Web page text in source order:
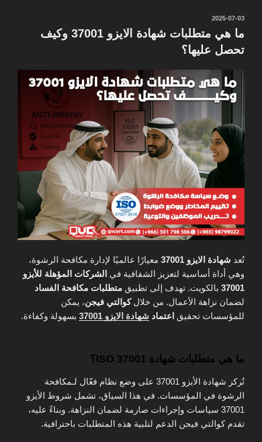
نُشر
في
2025-07-03
ما هي متطلبات شهادة الايزو 37001 وكيف
تحصل عليها؟
تُعد شهادة الايزو 37001
معيارًا عالميًا لإدارة مكافحة الرشوة،
وهي أداة أساسية لتعزيز الشفافية في الشركات المؤهلة للأيزو
37001 بالكويت. تهدف إلى تطبيق متطلبات مكافحة الفساد
لضمان نزاهة الأعمال. من خلالكوالتي فيجن، يمكن
للمؤسسات تحقيق اعتماد شهادة الايزو 37001 بسهولة وكفاءة.
ما هي متطلبات شهادة ISO 37001؟
تُركز شهادة الأيزو 37001 على وضع نظام فعّال لـمكافحة
الرشوة في المؤسسات. في هذا السياق، تشمل شروط الأيزو
37001 سياسات وإجراءات صارمة لضمان النزاهة. وبناءً عليه،
تقدم كوالتي فيجن الدعم لتلبية هذه المتطلبات باحترافية.